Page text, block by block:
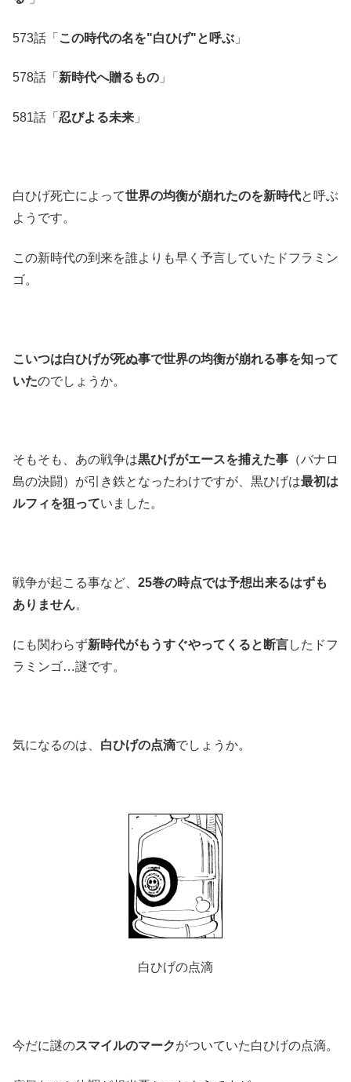
573話「 この時代の名を"白ひげ"と 呼ぶ 」
578話「 新時代へ贈るもの 」
581話「 忍びよる未来 」
白ひげ死亡によって世界の均衡が崩れたのを新時代と呼ぶ
ようです。
この新時代の到来を誰よりも早く予言していたドフラミン
ゴ。
こいつは白ひげが死ぬ事で世界の均衡が崩れる事を知って
いたのでしょうか。
そもそも、あの戦争は黒ひげがエースを捕えた事 （バナロ
島の決闘）が引き鉄となったわけですが、黒ひげは最初は
ルフィを狙っていました。
戦争が起こる事など、 25巻の時点では予想出来るはずも
ありません。
にも関わらず新時代がもうすぐやってくると断言したドフ
ラミンゴ…謎です。
気になるのは、 白ひげの点滴でしょうか。
白ひげの点滴
今だに謎のスマイルのマークがついていた白ひげの点滴。